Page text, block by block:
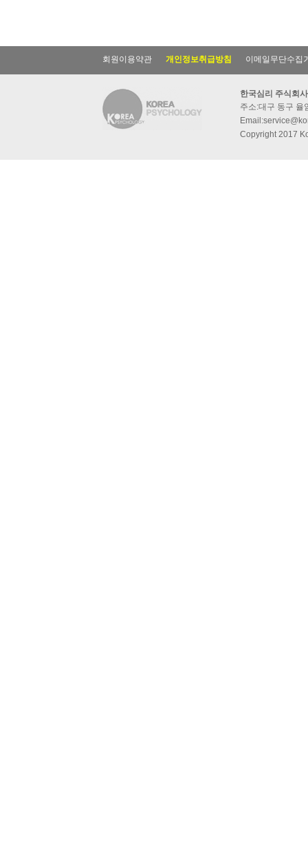
회원이용약관 개인정보취급방침 이메일무단수집
한국심리 주식회사
주소:대구 동구 율
Copyright 2017